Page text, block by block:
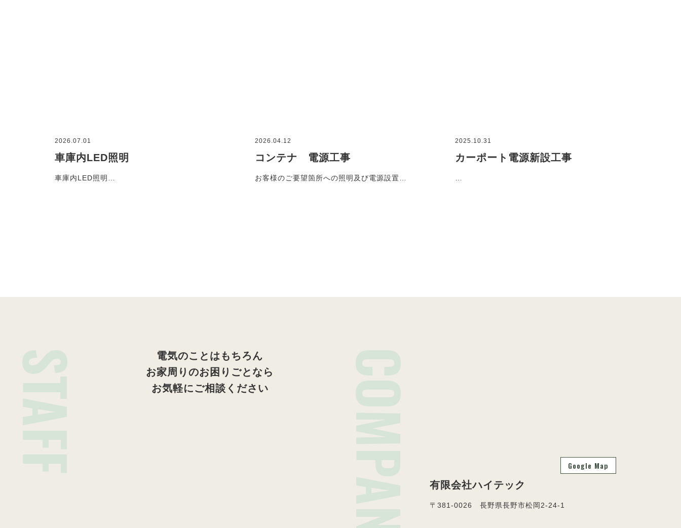
2026.07.01
車庫内LED照明
車庫内LED照明…
2026.04.12
コンテナ 電源工事
お客様のご要望箇所への照明及び電源設置…
2025.10.31
カーポート電源新設工事
…
STAFF
電気のことはもちろん
お家周りのお困りごとなら
お気軽にご相談ください
COMPANY Google Map
有限会社ハイテック
〒381-0026 長野県長野市松岡2-24-1